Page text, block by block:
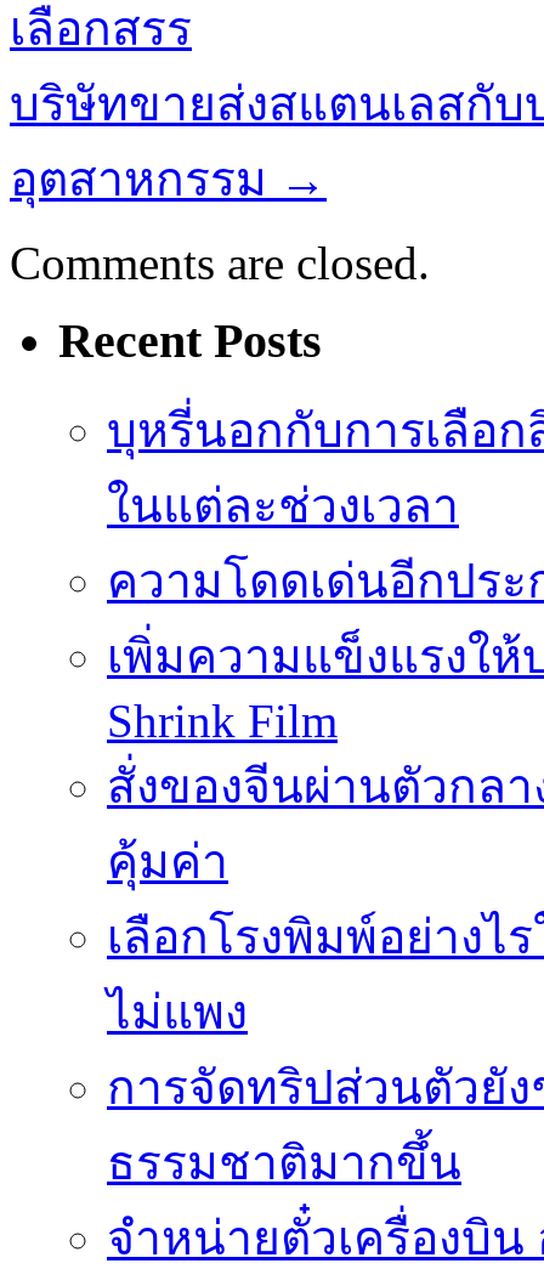
เลือกสรร
บริษัทขายส่งสแตนเลสกั
อุตสาหกรรม →
Comments are closed.
Recent Posts
บุหรี่นอกกับการเลือ
ในแต่ละช่วงเวลา
ความโดดเด่นอีกประ
เพิ่มความแข็งแรงให้
Shrink Film
สั่งของจีนผ่านตัวกลา
คุ้มค่า
เลือกโรงพิมพ์อย่าง
ไม่แพง
การจัดทริปส่วนตัวยั
ธรรมชาติมากขึ้น
จำหน่ายตั๋วเครื่องบิ